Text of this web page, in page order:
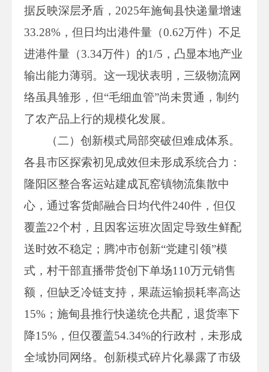
据反映深层矛盾，2025年施甸县快递量增速
33.28%，但日均出港件量（0.62万件）不足
进港件量（3.34万件）的1/5，凸显本地产业
输出能力薄弱。这一现状表明，三级物流网
络虽具雏形，但“毛细血管”尚未贯通，制约
了农产品上行的规模化发展。
（二）创新模式局部突破但难成体系。
各县市区探索初见成效但未形成系统合力：
隆阳区整合客运站建成瓦窑镇物流集散中
心，通过客货邮融合日均代件240件，但仅
覆盖22个村，且因客运班次固定导致生鲜配
送时效不稳定；腾冲市创新“党建引领”模
式，村干部直播带货创下单场110万元销售
额，但缺乏冷链支持，果蔬运输损耗率高达
15%；施甸县推行快递统仓共配，退货率下
降15%，但仅覆盖54.34%的行政村，未形成
全域协同网络。创新模式碎片化暴露了市级